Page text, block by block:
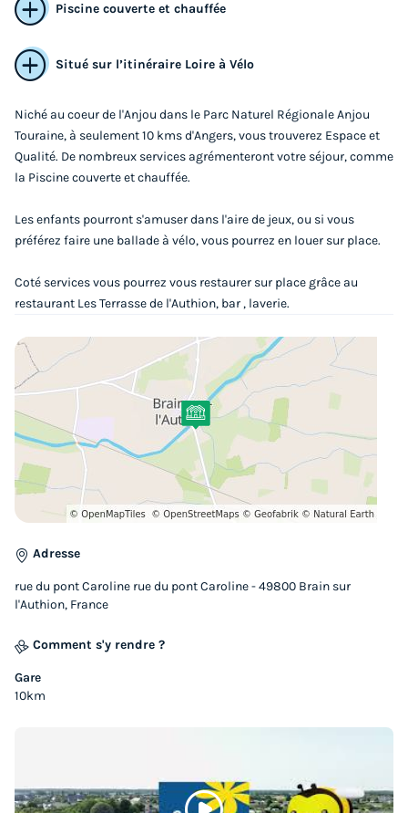
TENTE TOILE ET BOIS 4 personnes - Tente
Canada Standard 2 chambres 20m² (sans
Surface
20m²
Adultes
4
Chambres
Terrasse semi-couverte Animaux autorisés * Cafetière
Réfrigérateur Salon de jardin
TENTE TOILE ET BOIS 4 personnes - Tente Canada
Standard 2 chambres 20m² (sans sanitaires)
du29/08/2026 05/09/2026
Modifier les dates
Piscine couverte et chauffée
Situé sur l’itinéraire Loire à Vélo
Niché au coeur de l'Anjou dans le Parc Naturel Régionale Anjou
Touraine, à seulement 10 kms d'Angers, vous trouverez Espace et
Qualité. De nombreux services agrémenteront votre séjour, comme
la Piscine couverte et chauffée.
Les enfants pourront s'amuser dans l'aire de jeux, ou si vous
préférez faire une ballade à vélo, vous pourrez en louer sur place.
Coté services vous pourrez vous restaurer sur place grâce au
restaurant Les Terrasse de l'Authion, bar , laverie.
Adresse
rue du pont Caroline rue du pont Caroline - 49800 Brain sur
l'Authion, France
Comment s'y rendre ?
Gare
10km